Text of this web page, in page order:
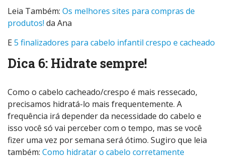
Leia Também: Os melhores sites para compras de
produtos! da Ana
E5 finalizadores para cabelo infantil crespo e cacheado
Dica 6: Hidrate sempre!
Como o cabelo cacheado/crespo é mais ressecado,
precisamos hidratá-lo mais frequentemente. A
frequência irá depender da necessidade do cabelo e
isso você só vai perceber com o tempo, mas se você
fizer uma vez por semana será ótimo. Sugiro que leia
também: Como hidratar o cabelo corretamente